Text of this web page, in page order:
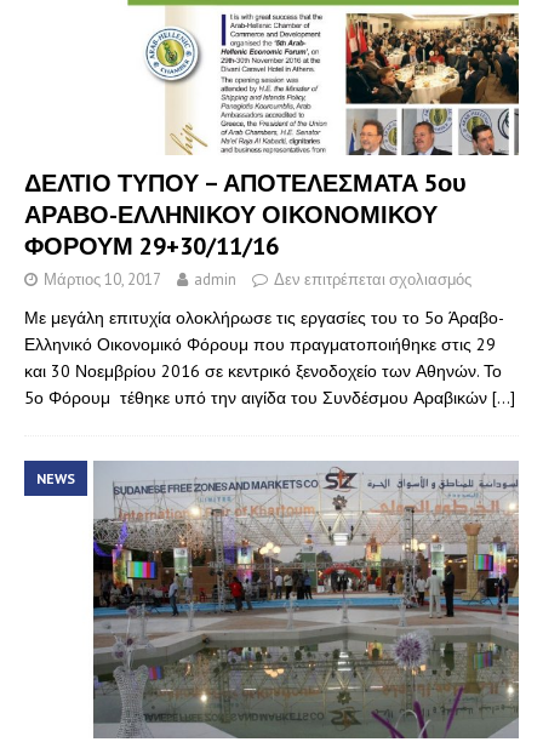
ΔΕΛΤΙΟ ΤΥΠΟΥ – ΑΠΟΤΕΛΕΣΜΑΤΑ 5ου
ΑΡΑΒΟ-ΕΛΛΗΝΙΚΟΥ ΟΙΚΟΝΟΜΙΚΟΥ
ΦΟΡΟΥΜ 29+30/11/16
Μάρτιος 10, 2017 admin Δεν επιτρέπεται σχολιασμός
Με μεγάλη επιτυχία ολοκλήρωσε τις εργασίες του το 5ο Άραβο-
Ελληνικό Οικονομικό Φόρουμ που πραγματοποιήθηκε στις 29
και 30 Νοεμβρίου 2016 σε κεντρικό ξενοδοχείο των Αθηνών. Το
5ο Φόρουμ τέθηκε υπό την αιγίδα του Συνδέσμου Αραβικών […]
NEWS